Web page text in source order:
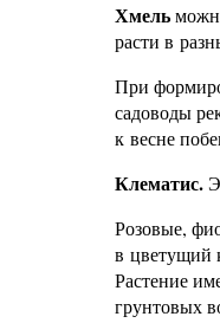
Хмель
расти в
При
садоводы
к весне
Клематис.
Розовые,
в цветущий
Растение
грунтовых